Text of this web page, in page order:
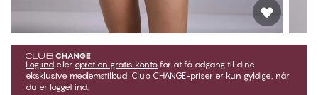
Log ind eller opret en gratis konto for at få adgang til dine
eksklusive medlemstilbud! Club CHANGE-priser er kun gyldige, når
du er logget ind.